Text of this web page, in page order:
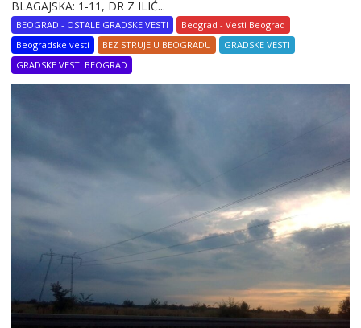
BLAGAJSKA: 1-11, DR Z ILIĆ...
BEOGRAD - OSTALE GRADSKE VESTI
Beograd - Vesti Beograd
Beogradske vesti
BEZ STRUJE U BEOGRADU
GRADSKE VESTI
GRADSKE VESTI BEOGRAD